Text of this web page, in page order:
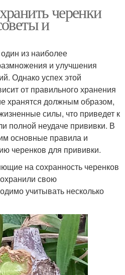
черенки
и
из наиболее
и улучшения
Однако успех этой
от правильного хранения
хранятся должным образом,
силы, что приведет к
полной неудаче прививки. В
основные правила и
черенков для прививки.
на сохранность черенков
свою
учитывать несколько